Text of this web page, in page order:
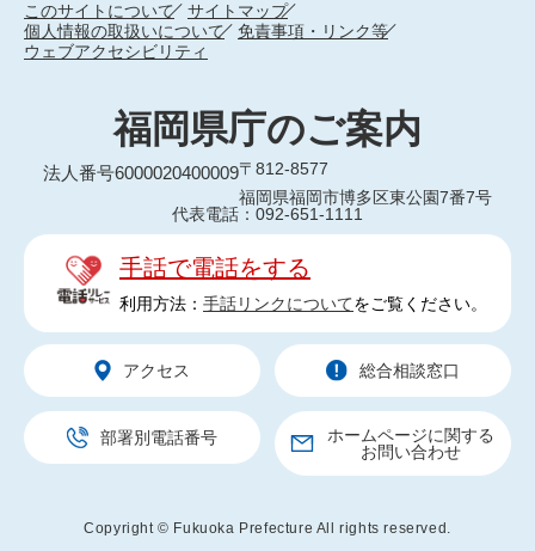
このサイトについて
サイトマップ
個人情報の取扱いについて
免責事項・リンク等
ウェブアクセシビリティ
福岡県庁のご案内
法人番号6000020400009〒812-8577
福岡県福岡市博多区東公園7番7号
代表電話：092-651-1111
手話で電話をする
利用方法： 手話リンクについてをご覧ください。
アクセス 総合相談窓口
部署別電話番号
ホームページに関する
お問い合わせ
Copyright © Fukuoka Prefecture All rights reserved.